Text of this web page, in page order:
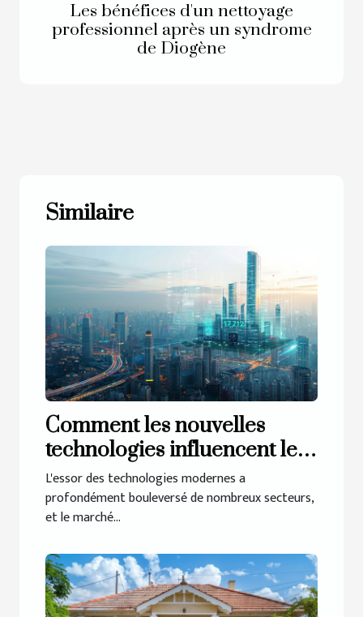
Les bénéfices d'un nettoyage
professionnel après un syndrome
de Diogène
Similaire
Comment les nouvelles
technologies influencent le
marché immobilier
L'essor des technologies modernes a
profondément bouleversé de nombreux secteurs,
et le marché...